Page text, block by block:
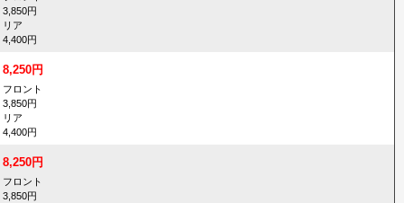
3,850円
リア
4,400円
8,250円
フロント
3,850円
リア
4,400円
8,250円
フロント
3,850円